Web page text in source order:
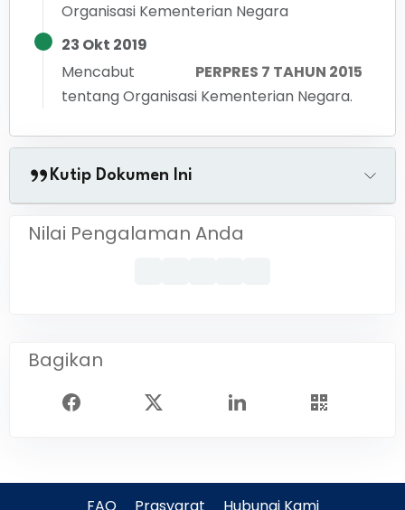
Organisasi Kementerian Negara
23 Okt 2019
Mencabut
PERPRES 7 TAHUN 2015
tentangOrganisasi Kementerian Negara.
Kutip Dokumen Ini
Nilai Pengalaman Anda
Bagikan